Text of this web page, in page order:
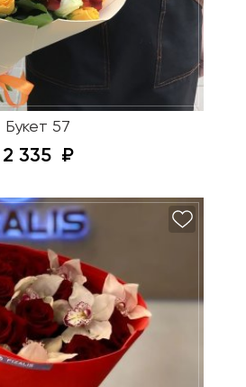
Букет 57
2 335